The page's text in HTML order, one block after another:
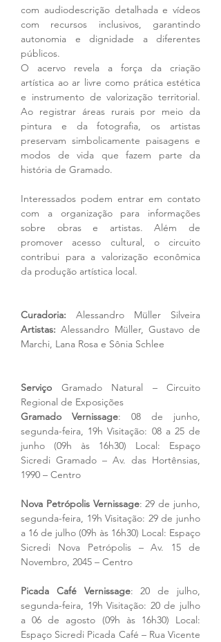
com audiodescrição detalhada e vídeos
com recursos inclusivos, garantindo
autonomia e dignidade a diferentes
públicos.
O acervo revela a força da criação
artística ao ar livre como prática estética
e instrumento de valorização territorial.
Ao registrar áreas rurais por meio da
pintura e da fotografia, os artistas
preservam simbolicamente paisagens e
modos de vida que fazem parte da
história de Gramado.
Interessados podem entrar em contato
com a organização para informações
sobre obras e artistas. Além de
promover acesso cultural, o circuito
contribui para a valorização econômica
da produção artística local.
Curadoria:
Artistas: Alessandro Müller, Gustavo de
Marchi, Lana Rosa e Sônia Schlee
Serviço Gramado Natural – Circuito
Regional de Exposições
Gramado Vernissage: 08 de junho,
segunda-feira, 19h Visitação: 08 a 25 de
junho (09h às 16h30) Local: Espaço
Sicredi Gramado – Av. das Hortênsias,
1990 – Centro
Nova Petrópolis Vernissage: 29 de junho,
segunda-feira, 19h Visitação: 29 de junho
a 16 de julho (09h às 16h30) Local: Espaço
Sicredi Nova Petrópolis – Av. 15 de
Novembro, 2045 – Centro
Picada Café Vernissage: 20 de julho,
segunda-feira, 19h Visitação: 20 de julho
a 06 de agosto (09h às 16h30) Local:
Espaço Sicredi Picada Café – Rua Vicente